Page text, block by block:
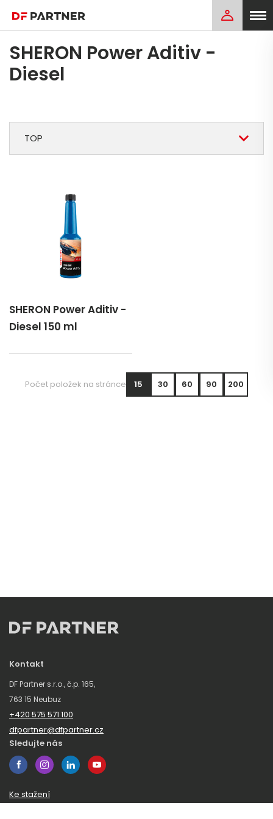
SHERON Power Aditiv -
Diesel
TOP
SHERON Power Aditiv -
Diesel 150 ml
Počet položek na stránce 15 30 60 90 200
Kontakt
DF Partner s.r.o., č.p. 165,
763 15 Neubuz
+420 575 571 100
dfpartner@dfpartner.cz
Sledujte nás
Ke stažení